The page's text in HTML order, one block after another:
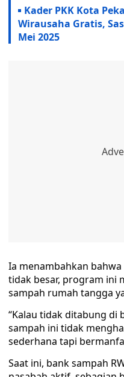
Kader PKK Kota
Wirausaha Gratis,
Mei 2025
Ia menambahkan
tidak besar, program ini
sampah rumah tangga
“Kalau tidak ditabung di
sampah ini tidak
sederhana tapi
Saat ini, bank sampah